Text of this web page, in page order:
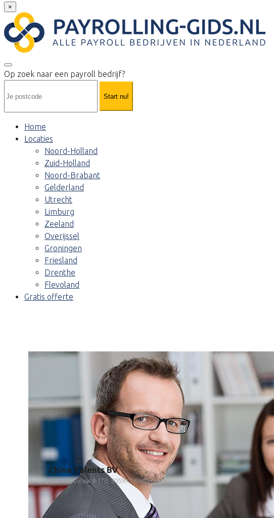
×
Op zoek naar een payroll bedrijf?
Start nu!
Home
Locaties
Noord-Holland
Zuid-Holland
Noord-Brabant
Gelderland
Utrecht
Limburg
Zeeland
Overijssel
Groningen
Friesland
Drenthe
Flevoland
Gratis offerte
China Talents BV
Sicilieboulevard 170, 3059XT Rotterdam